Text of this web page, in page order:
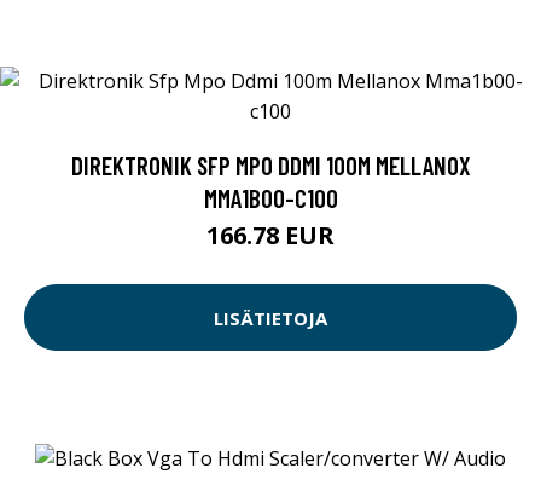
DIREKTRONIK SFP MPO DDMI 100M MELLANOX
MMA1B00-C100
166.78 EUR
LISÄTIETOJA